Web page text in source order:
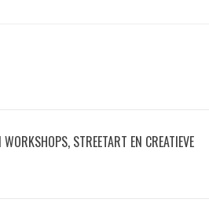
STREETART EN CREATIEVE